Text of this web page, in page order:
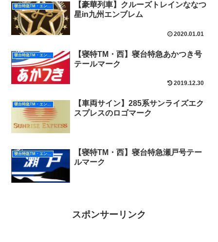
【豪華列車】クルーズトレインななつ
星in九州エンブレム
2020.01.01
寝台特急TM・エンブレム（西日本）
【寝特TM・西】寝台特急あかつき号
テールマーク
2019.12.30
寝台特急TM・エンブレム（西日本）
【車両サイン】285系サンライズエク
スプレスのロゴマーク
【寝特TM・西】寝台特急瀬戸号テー
ルマーク
スポンサーリンク